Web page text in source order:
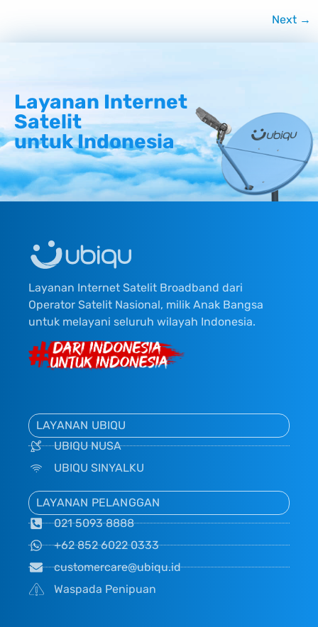
Next →
Layanan Internet
Satelit
untuk Indonesia
Layanan Internet Satelit Broadband dari
Operator Satelit Nasional, milik Anak Bangsa
untuk melayani seluruh wilayah Indonesia.
LAYANAN UBIQU
UBIQU NUSA
UBIQU SINYALKU
LAYANAN PELANGGAN
021 5093 8888
+62 852 6022 0333
customercare@ubiqu.id
Waspada Penipuan